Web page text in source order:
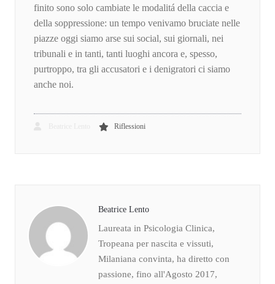
finito sono solo cambiate le modalitá della caccia e
della soppressione: un tempo venivamo bruciate nelle
piazze oggi siamo arse sui social, sui giornali, nei
tribunali e in tanti, tanti luoghi ancora e, spesso,
purtroppo, tra gli accusatori e i denigratori ci siamo
anche noi.
Riflessioni
Beatrice Lento
Laureata in Psicologia Clinica,
Tropeana per nascita e vissuti,
Milaniana convinta, ha diretto con
passione, fino all'Agosto 2017,